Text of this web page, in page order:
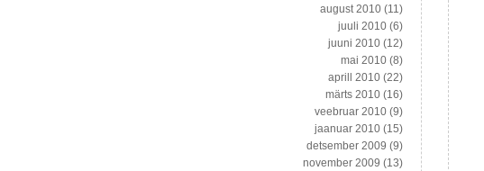
august 2010 (11)
juuli 2010 (6)
juuni 2010 (12)
mai 2010 (8)
aprill 2010 (22)
märts 2010 (16)
veebruar 2010 (9)
jaanuar 2010 (15)
detsember 2009 (9)
november 2009 (13)